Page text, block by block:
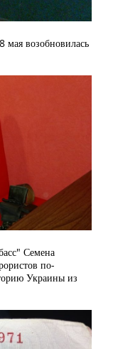
мая возобновилась
Семена
по-
Украины из